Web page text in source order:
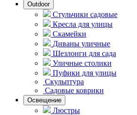
Outdoor
Стульчики садовые
Кресла для улицы
Скамейки
Диваны уличные
Шезлонги для сада
Уличные столики
Пуфики для улицы
Скульптура
Садовые коврики
Освещение
Люстры